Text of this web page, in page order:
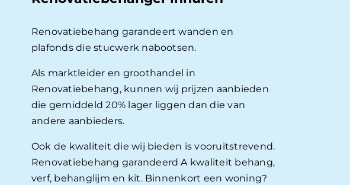
Renovatiebehang garandeert wanden en
plafonds die stucwerk nabootsen.
Als marktleider en groothandel in
Renovatiebehang, kunnen wij prijzen aanbieden
die gemiddeld 20% lager liggen dan die van
andere aanbieders.
Ook de kwaliteit die wij bieden is vooruitstrevend.
Renovatiebehang garandeerd A kwaliteit behang,
verf, behanglijm en kit. Binnenkort een woning?